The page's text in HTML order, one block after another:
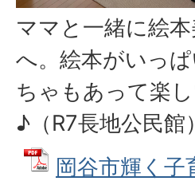
ママと一緒に絵
へ。絵本がいっ
ちゃもあって楽
♪（R7長地公民館）
岡谷市輝く子